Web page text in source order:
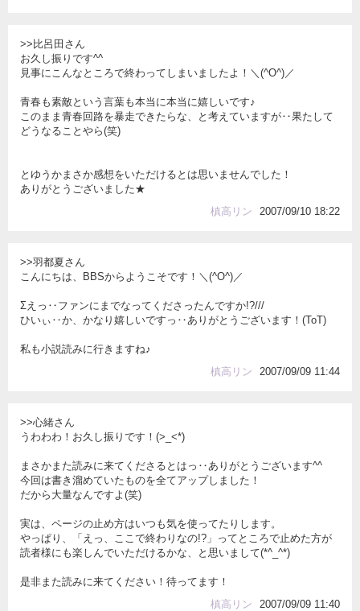
>>比呂田さん
お久し振りです^^
見事にこんなところで終わってしまいましたよ！＼(^O^)／
青春も素敵という言葉も本当に本当に嬉しいです♪
このまま青春回路を暴走できたらな、と考えていますが‥果たして
どうなることやら(笑)
とゆうかまさか感想をいただけるとは思いませんでした！
ありがとうございました★
槙高リン
2007/09/10 18:22
>>羽都夏さん
こんにちは、BBSからようこそです！＼(^O^)／
Σえっ‥ファンにまでなってくださったんですか!?///
ひいぃ‥か、かなり嬉しいですっ‥ありがとうございます！(ToT)
私も小説読みに行きますね♪
槙高リン
2007/09/09 11:44
>>心緒さん
うわわわ！お久し振りです！(>_<*)
まさかまた読みに来てくださるとはっ‥ありがとうございます^^
今回は書き溜めていたものを全てアップしました！
だから大量なんですよ(笑)
実は、ページの止め方はいつも気を使ってたりします。
やっぱり、「えっ、ここで終わりなの!?」ってところで止めた方が
読者様にも楽しんでいただけるかな、と思いまして(*^_^*)
是非また読みに来てください！待ってます！ゞ
槙高リン
2007/09/09 11:40